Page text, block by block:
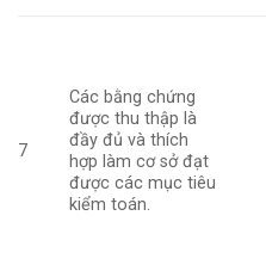
7
Các bằng chứng
được thu thập là
đầy đủ và thích
hợp làm cơ sở đạt
được các mục tiêu
kiểm toán.